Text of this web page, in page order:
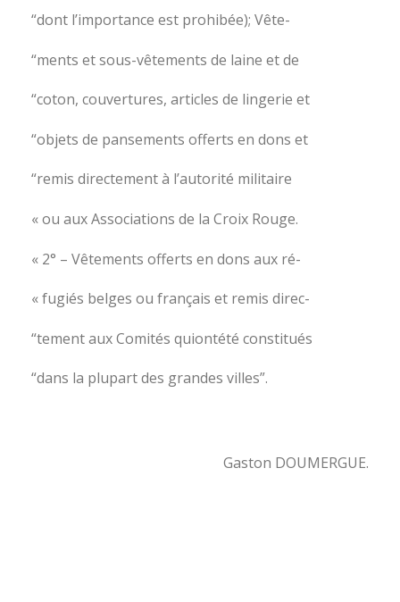
“dont l’importance est prohibée); Vête-
“ments et sous-vêtements de laine et de
“coton, couvertures, articles de lingerie et
“objets de pansements offerts en dons et
“remis directement à l’autorité militaire
« ou aux Associations de la Croix Rouge.
« 2° – Vêtements offerts en dons aux ré-
« fugiés belges ou français et remis direc-
“tement aux Comités quiontété constitués
“dans la plupart des grandes villes”.
Gaston DOUMERGUE.